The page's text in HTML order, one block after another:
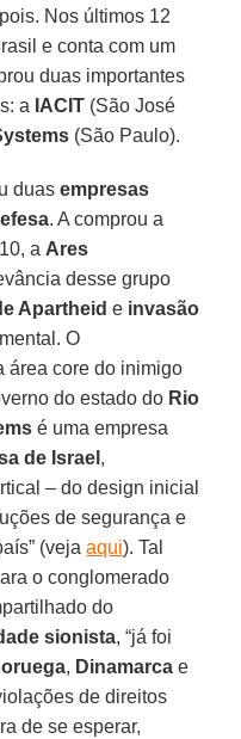
Nos últimos 12
e conta com um
duas importantes
a IACIT (São José
(São Paulo).
duasempresas
. A comprou a
a Ares
desse grupo
Apartheid e invasão
O
área core do inimigo
do estado do Rio
é uma empresa
de Israel ,
– do design inicial
de segurança e
(vejaaqui). Tal
o conglomerado
do
sionista, “já foi
, Dinamarca e
de direitos
de se esperar,